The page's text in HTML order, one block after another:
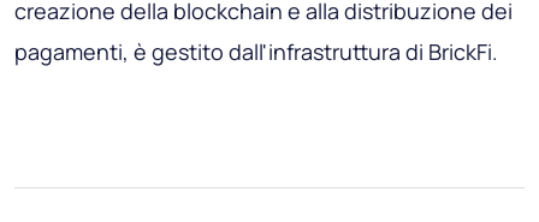
creazione della blockchain e alla distribuzione dei
pagamenti, è gestito dall'infrastruttura di BrickFi.